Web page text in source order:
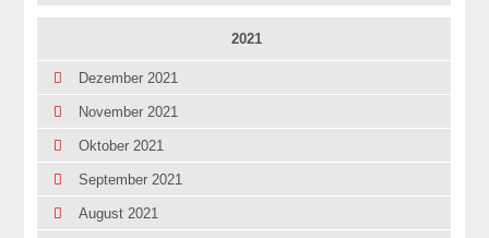
2021
Dezember 2021
November 2021
Oktober 2021
September 2021
August 2021